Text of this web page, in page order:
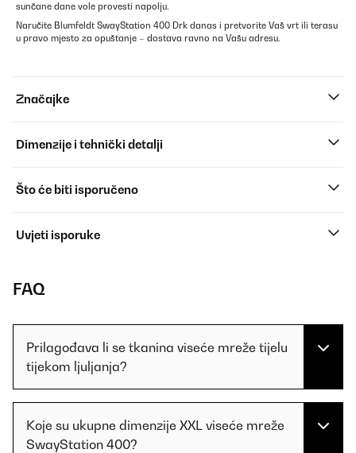
sunčane dane vole provesti napolju.
Naručite Blumfeldt SwayStation 400 Drk danas i pretvorite Vaš vrt ili terasu
u pravo mjesto za opuštanje – dostava ravno na Vašu adresu.
Značajke
Dimenzije i tehnički detalji
Što će biti isporučeno
Uvjeti isporuke
FAQ
Prilagođava li se tkanina viseće mreže tijelu
tijekom ljuljanja?
Koje su ukupne dimenzije XXL viseće mreže
SwayStation 400?